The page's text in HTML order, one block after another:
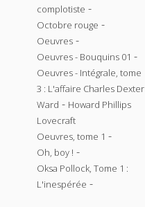
complotiste -
Octobre rouge -
Oeuvres -
Oeuvres - Bouquins 01 -
Oeuvres - Intégrale, tome
3 : L'affaire Charles Dexter
Ward - Howard Phillips
Lovecraft
Oeuvres, tome 1 -
Oh, boy ! -
Oksa Pollock, Tome 1 :
L'inespérée -